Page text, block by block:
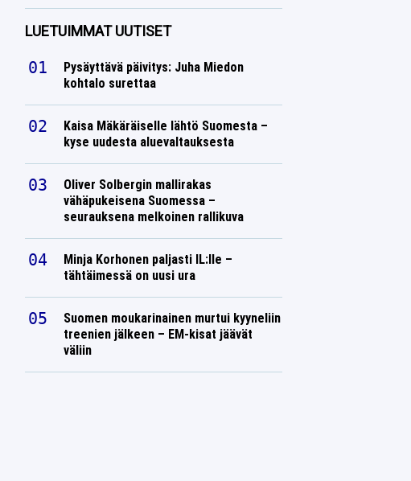
LUETUIMMAT UUTISET
Pysäyttävä päivitys: Juha Miedon
kohtalo surettaa
Kaisa Mäkäräiselle lähtö Suomesta –
kyse uudesta aluevaltauksesta
Oliver Solbergin mallirakas
vähäpukeisena Suomessa –
seurauksena melkoinen rallikuva
Minja Korhonen paljasti IL:lle –
tähtäimessä on uusi ura
Suomen moukarinainen murtui kyyneliin
treenien jälkeen – EM-kisat jäävät
väliin